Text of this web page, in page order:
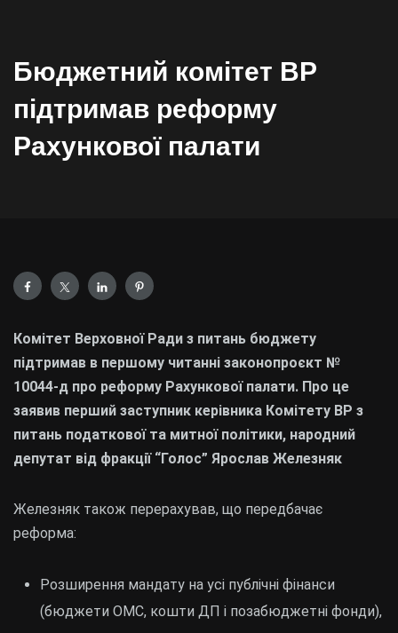
Бюджетний комітет ВР
підтримав реформу
Рахункової палати
Комітет Верховної Ради з питань бюджету
підтримав в першому читанні законопроєкт №
10044-д про реформу Рахункової палати. Про це
заявив перший заступник керівника Комітету ВР з
питань податкової та митної політики, народний
депутат від фракції “Голос” Ярослав Железняк
Железняк також перерахував, що передбачає
реформа:
Розширення мандату на усі публічні фінанси
(бюджети ОМС, кошти ДП і позабюджетні фонди),